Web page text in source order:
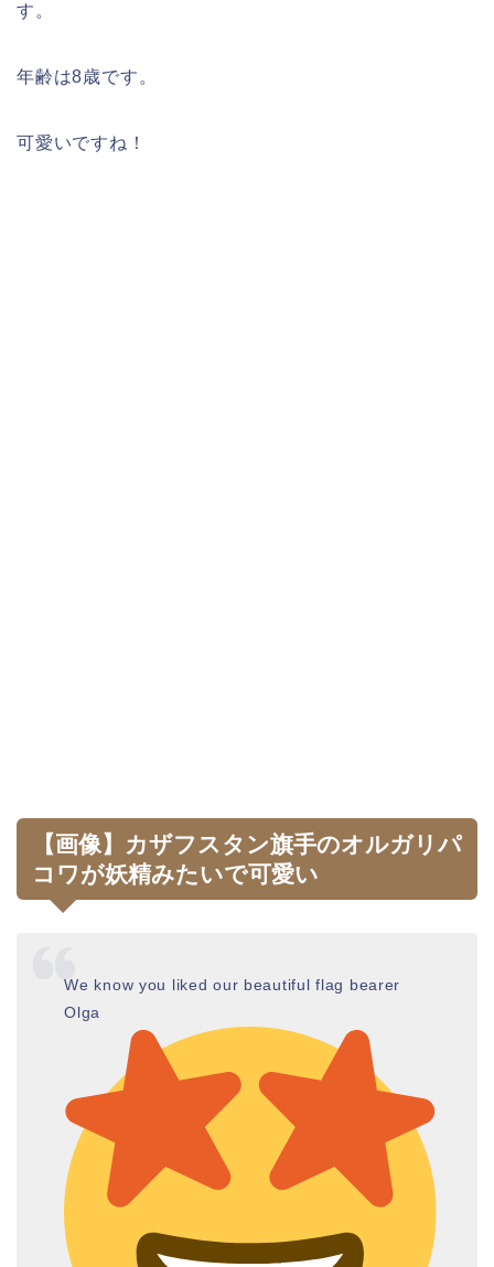
す。
年齢は8歳です。
可愛いですね！
【画像】カザフスタン旗手のオルガリパ
コワが妖精みたいで可愛い
We know you liked our beautiful flag bearer
Olga